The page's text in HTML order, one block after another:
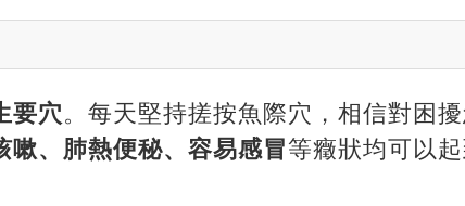
要穴。每天堅持搓按魚際穴，相信對困
嗽、肺熱便秘、容易感冒等癥狀均可以